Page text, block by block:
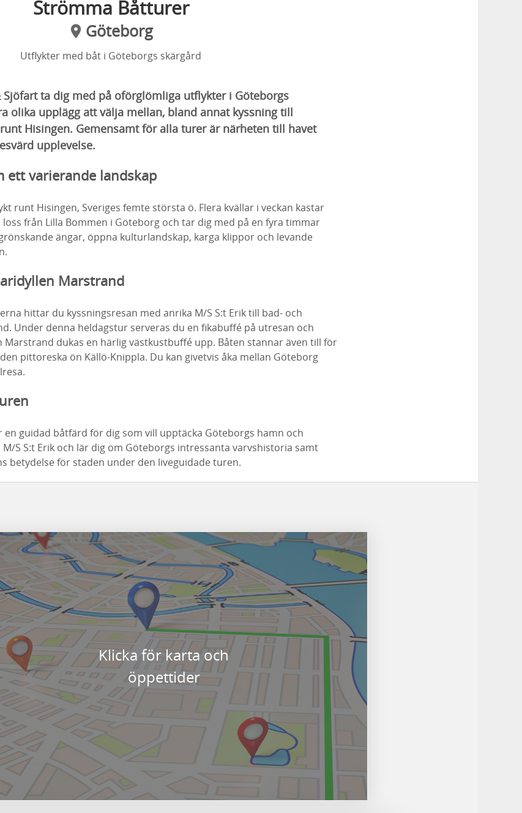
Strömma Båtturer
Göteborg
Utflykter med båt i Göteborgs skärgård
Sjöfart ta dig med på oförglömliga utflykter i Göteborgs
olika upplägg att välja mellan, bland annat kyssning till
Hisingen. Gemensamt för alla turer är närheten till havet
upplevelse.
ett varierande landskap
runt Hisingen, Sveriges femte största ö. Flera kvällar i veckan kastar
loss från Lilla Bommen i Göteborg och tar dig med på en fyra timmar
ängar, öppna kulturlandskap, karga klippor och levande
Marstrand
hittar du kyssningsresan med anrika M/S S:t Erik till bad- och
Under denna heldagstur serveras du en fikabuffé på utresan och
dukas en härlig västkustbuffé upp. Båten stannar även till för
pittoreska ön Källö-Knippla. Du kan givetvis åka mellan Göteborg
guidad båtfärd för dig som vill upptäcka Göteborgs hamn och
S S:t Erik och lär dig om Göteborgs intressanta varvshistoria samt
betydelse för staden under den liveguidade turen.
Klicka för karta och
öppettider